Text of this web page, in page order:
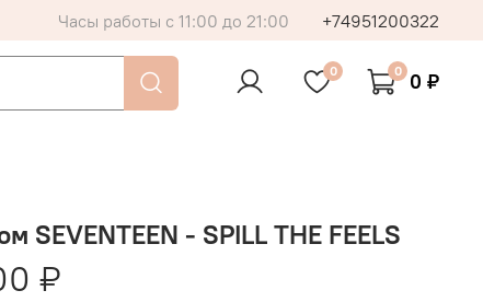
Часы работы с 11:00 до 21:00 +74951200322
0 0 0 ₽
SEVENTEEN - SPILL THE FEELS
₽